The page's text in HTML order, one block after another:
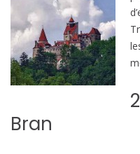
p
0
d
e
Bran